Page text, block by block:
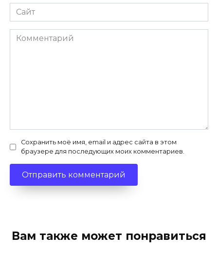
Сайт
Комментарий
Сохранить моё имя, email и адрес сайта в этом
браузере для последующих моих комментариев.
Вам также может понравиться